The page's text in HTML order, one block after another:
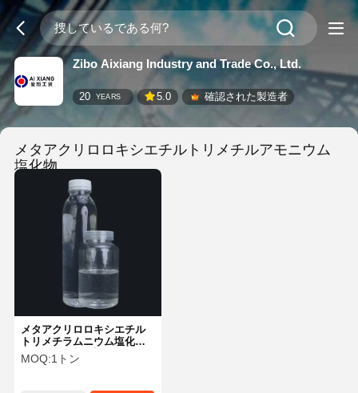
Zibo Aixiang Industry and Trade Co., Ltd.
20 YEARS 5.0 確認された製造者
メタアクリロロキシエチルトリメチルアモニウム
塩化物
メタアクリロロキシエチル
トリメチラムニウム塩化物
DMC 無色透明液体
MOQ:1トン